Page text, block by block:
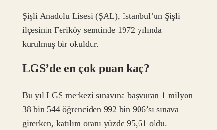
Şişli Anadolu Lisesi (ŞAL), İstanbul’un Şişli
ilçesinin Feriköy semtinde 1972 yılında
kurulmuş bir okuldur.
LGS’de en çok puan kaç?
Bu yıl LGS merkezi sınavına başvuran 1 milyon
38 bin 544 öğrenciden 992 bin 906’sı sınava
girerken, katılım oranı yüzde 95,61 oldu.